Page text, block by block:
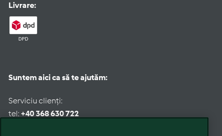
Livrare:
DPD
Suntem aici ca să te ajutăm:
Serviciu clienți:
tel: +40 368 630 722